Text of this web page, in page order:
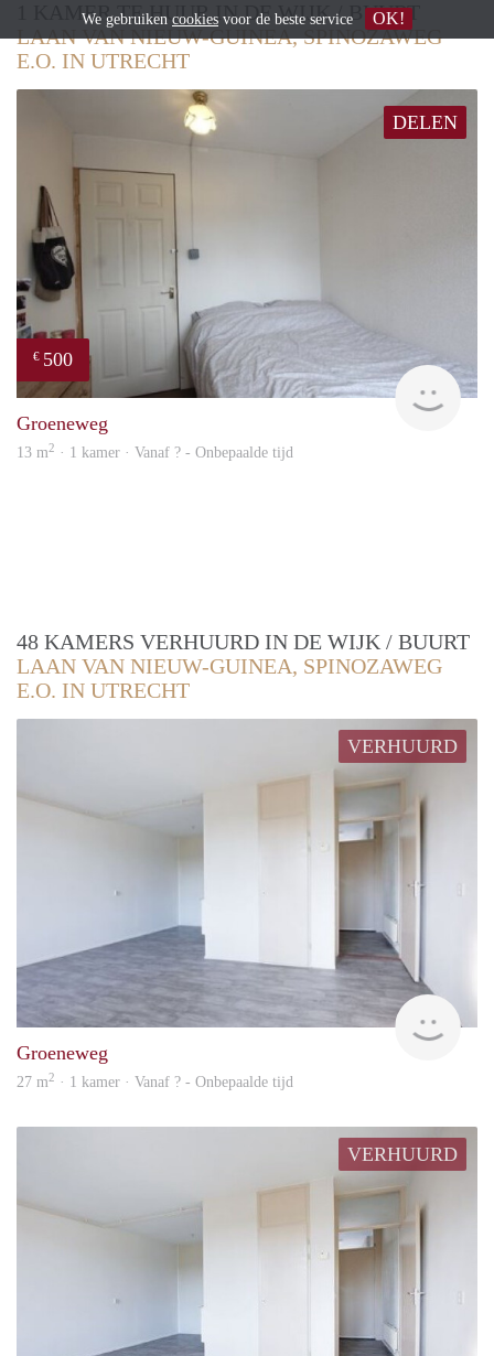
1 KAMER TE HUUR IN DE WIJK / BUURT
LAAN VAN NIEUW-GUINEA, SPINOZAWEG
E.O. IN UTRECHT
DELEN
€ 500
rent
Groeneweg
13 m2 · 1 kamer · Vanaf ? - Onbepaalde tijd
48 KAMERS VERHUURD IN DE WIJK / BUURT
LAAN VAN NIEUW-GUINEA, SPINOZAWEG
E.O. IN UTRECHT
VERHUURD
Groeneweg
27 m2 · 1 kamer · Vanaf ? - Onbepaalde tijd
VERHUURD
We gebruiken cookies voor de beste service OK!